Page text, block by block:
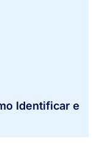
Identificar e